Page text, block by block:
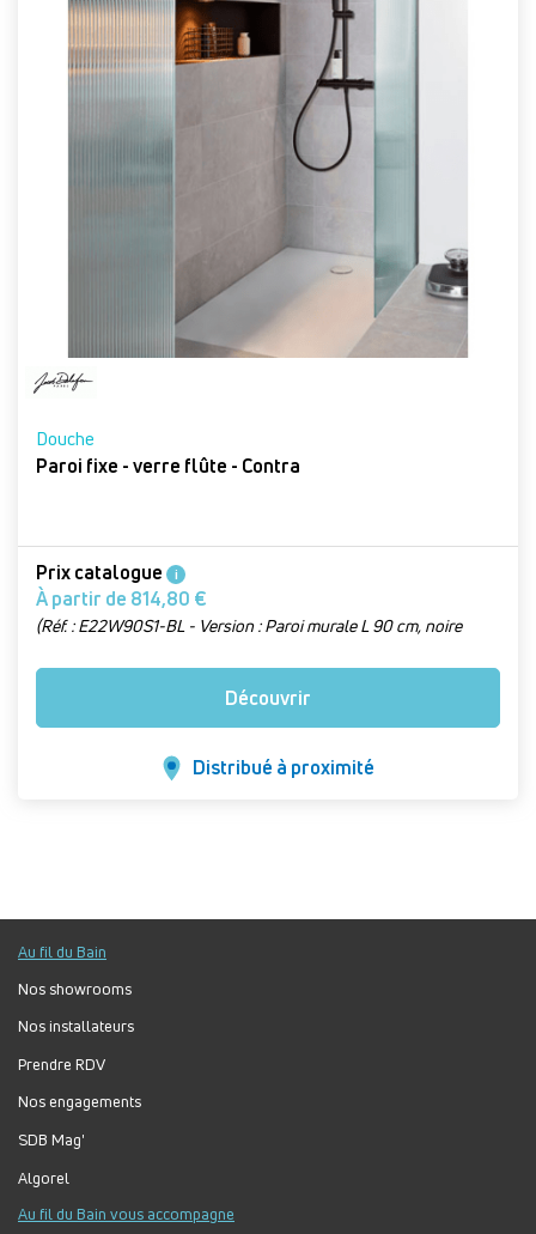
Douche
Paroi fixe - verre flûte - Contra
Prix catalogue i
À partir de 814,80 €
(Réf. : E22W90S1-BL - Version : Paroi murale L 90 cm, noire
Découvrir
Distribué à proximité
Au fil du Bain
Nos showrooms
Nos installateurs
Prendre RDV
Nos engagements
SDB Mag'
Algorel
Au fil du Bain vous accompagne